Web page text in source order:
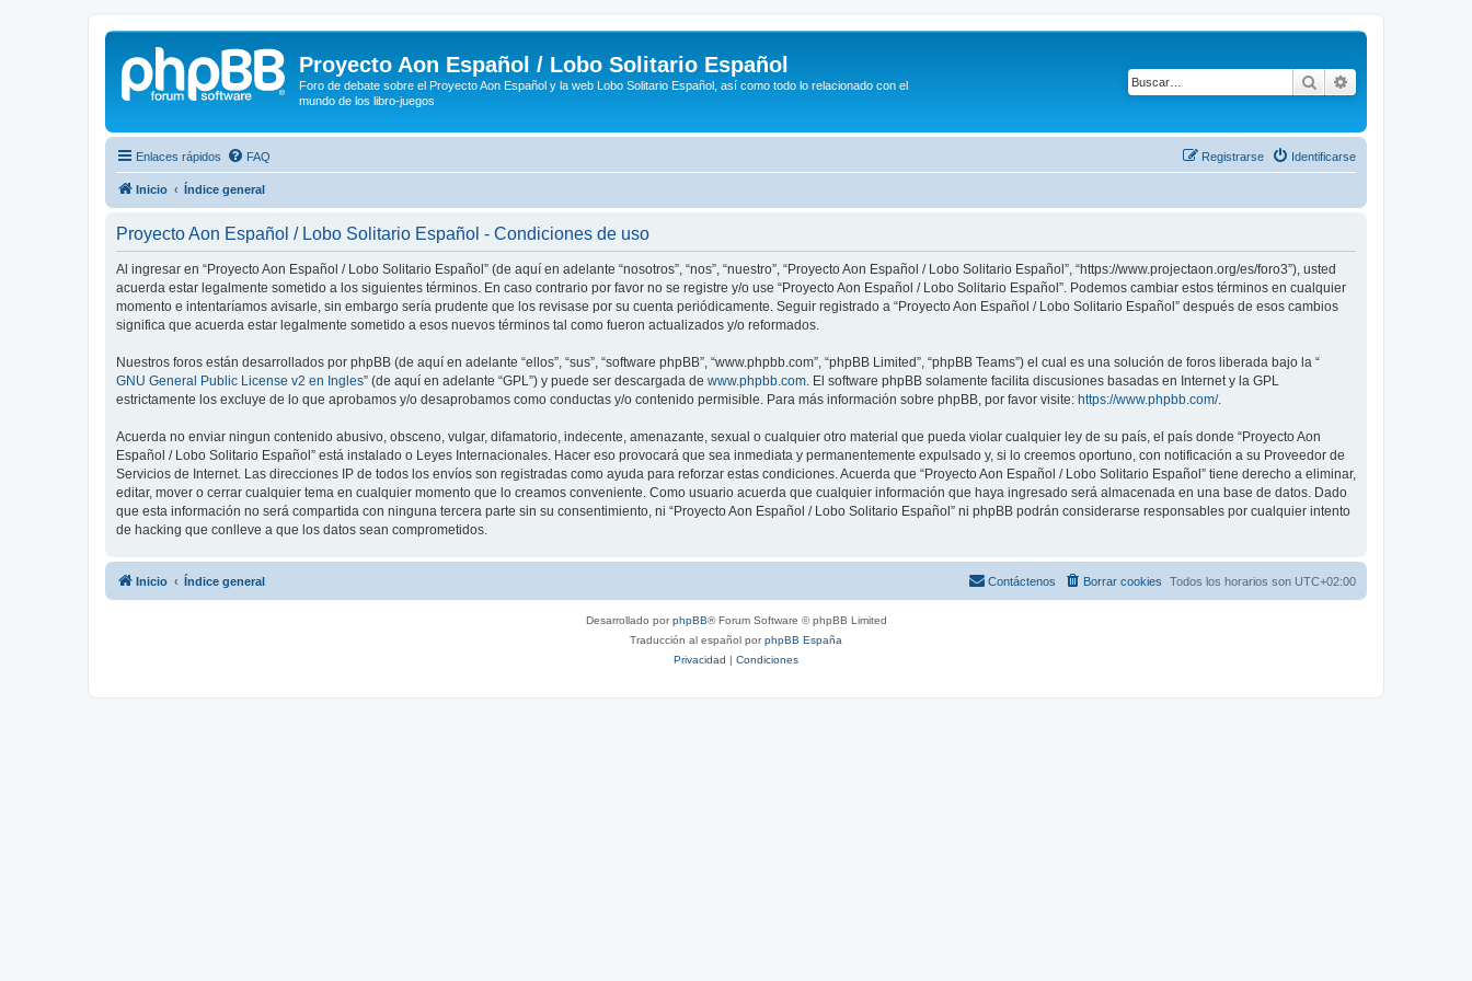
Proyecto Aon Español / Lobo Solitario Español
Foro de debate sobre el Proyecto Aon Español y la web Lobo Solitario Español, así como todo lo relacionado con el
mundo de los libro-juegos
Buscar
Enlaces rápidos FAQ Identificarse
Registrarse
Inicio Índice general
Proyecto Aon Español / Lobo Solitario Español - Condiciones de uso
Al ingresar en “Proyecto Aon Español / Lobo Solitario Español” (de aquí en adelante “nosotros”, “nos”, “nuestro”, “Proyecto Aon Español / Lobo Solitario Español”, “https://www.projectaon.org/es/foro3”), usted
acuerda estar legalmente sometido a los siguientes términos. En caso contrario por favor no se registre y/o use “Proyecto Aon Español / Lobo Solitario Español”. Podemos cambiar estos términos en cualquier
momento e intentaríamos avisarle, sin embargo sería prudente que los revisase por su cuenta periódicamente. Seguir registrado a “Proyecto Aon Español / Lobo Solitario Español” después de esos cambios
significa que acuerda estar legalmente sometido a esos nuevos términos tal como fueron actualizados y/o reformados.
Nuestros foros están desarrollados por phpBB (de aquí en adelante “ellos”, “sus”, “software phpBB”, “www.phpbb.com”, “phpBB Limited”, “phpBB Teams”) el cual es una solución de foros liberada bajo la “
GNU General Public License v2 en Ingles” (de aquí en adelante “GPL”) y puede ser descargada de www.phpbb.com . El software phpBB solamente facilita discusiones basadas en Internet y la GPL
estrictamente los excluye de lo que aprobamos y/o desaprobamos como conductas y/o contenido permisible. Para más información sobre phpBB, por favor visite: https://www.phpbb.com/.
Acuerda no enviar ningun contenido abusivo, obsceno, vulgar, difamatorio, indecente, amenazante, sexual o cualquier otro material que pueda violar cualquier ley de su país, el país donde “Proyecto Aon
Español / Lobo Solitario Español” está instalado o Leyes Internacionales. Hacer eso provocará que sea inmediata y permanentemente expulsado y, si lo creemos oportuno, con notificación a su Proveedor de
Servicios de Internet. Las direcciones IP de todos los envíos son registradas como ayuda para reforzar estas condiciones. Acuerda que “Proyecto Aon Español / Lobo Solitario Español” tiene derecho a eliminar,
editar, mover o cerrar cualquier tema en cualquier momento que lo creamos conveniente. Como usuario acuerda que cualquier información que haya ingresado será almacenada en una base de datos. Dado
que esta información no será compartida con ninguna tercera parte sin su consentimiento, ni “Proyecto Aon Español / Lobo Solitario Español” ni phpBB podrán considerarse responsables por cualquier intento
de hacking que conlleve a que los datos sean comprometidos.
Inicio Índice general Todos los horarios son UTC+02:00
Borrar cookies
Contáctenos
Desarrollado porphpBB® Forum Software © phpBB Limited
Traducción al español porphpBB España
Privacidad | Condiciones